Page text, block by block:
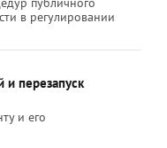
в регулировании
и перезапуск
и его